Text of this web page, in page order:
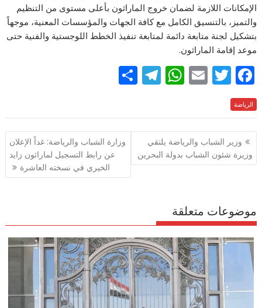
الإمكانات اللازمة لضمان خروج الماراثون بأعلى مستوى من التنظيم
والتميز، بالتنسيق الكامل مع كافة الجهات والمؤسسات المعنية، موجهاً
بتشكيل لجنة متابعة دائمة لمتابعة تنفيذ الخطط اللوجستية والفنية حتى
موعد إقامة الماراثون.
F
ac
e
b
o
o
T
itt
er
E
ai
l
W
at
s
A
p
T
e
gr
a
m
ar
e
الرياضة
تصفّح
المقالات
وزير الشباب والرياضة يلتقي
وزيرة شئون الشباب بدولة البحرين
وزارة الشباب والرياضة: غداً الإعلان
عن رابط التسجيل لماراثون زايد
الخيري في نسخته العاشرة
موضوعات متعلقة